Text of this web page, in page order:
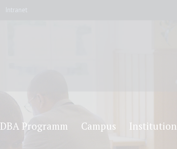
Intranet
DBA Programm Campus Institution